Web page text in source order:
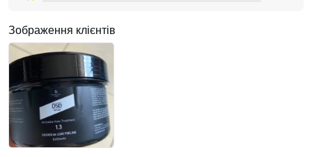
Зображення клієнтів